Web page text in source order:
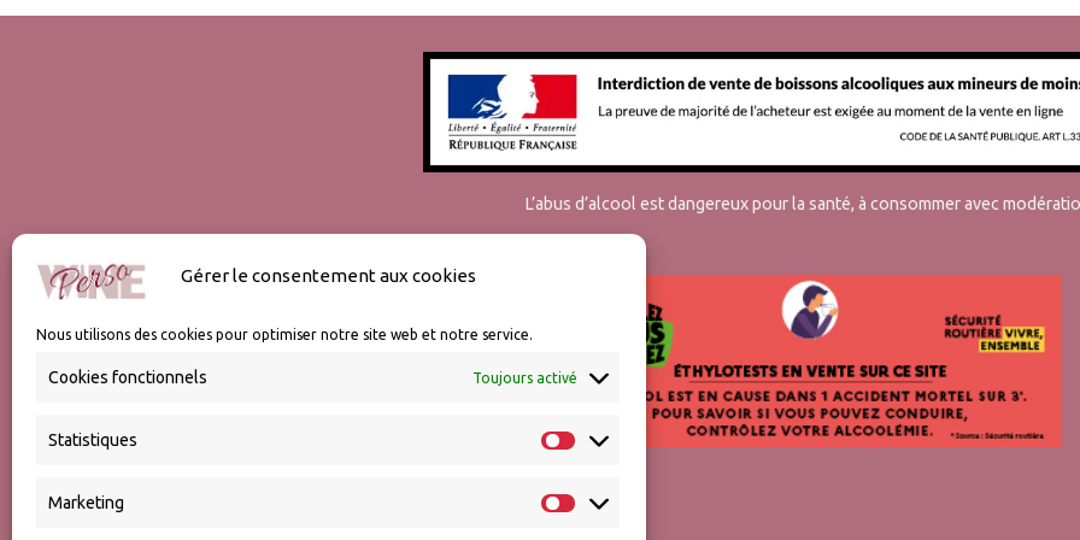
Gérer le consentement aux cookies
Nous utilisons des cookies pour optimiser notre site web et notre service.
Cookies fonctionnels Toujours activé
Statistiques
Marketing
L’abus d’alcool est dangereux pour la santé, à consommer avec